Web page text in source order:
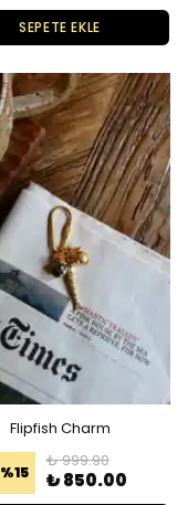
SEPETE EKLE
Flipfish Charm
%15
₺ 999.90
₺ 850.00